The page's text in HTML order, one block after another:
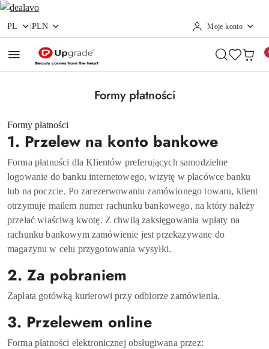
Przejdź do treści głównej
Przejdź do wyszukiwarki
Przejdź do moje konto
Przejdź do menu głównego
Przejdź do stopki
PL |PLN Moje konto
Formy płatności
Formy płatności
1. Przelew na konto bankowe
Forma płatności dla Klientów preferujących samodzielne
logowanie do banku internetowego, wizytę w placówce banku
lub na poczcie. Po zarezerwowaniu zamówionego towaru, klient
otrzymuje mailem numer rachunku bankowego, na który należy
przelać właściwą kwotę. Z chwilą zaksięgowania wpłaty na
rachunku bankowym zamówienie jest przekazywane do
magazynu w celu przygotowania wysyłki.
2. Za pobraniem
Zapłata gotówką kurierowi przy odbiorze zamówienia.
3. Przelewem online
Forma płatności elektronicznej obsługiwana przez: